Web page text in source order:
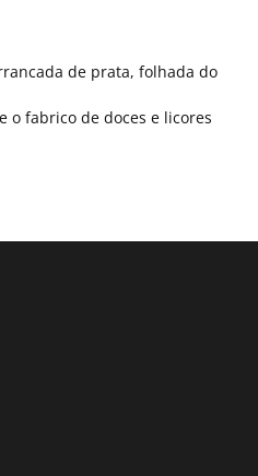
de prata, folhada do
o fabrico de doces e licores